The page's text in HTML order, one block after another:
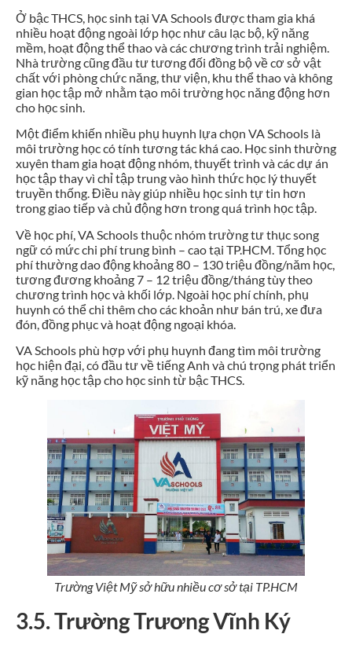
Ở bậc THCS, học sinh tại VA Schools được tham gia khá
nhiều hoạt động ngoài lớp học như câu lạc bộ, kỹ năng
mềm, hoạt động thể thao và các chương trình trải nghiệm.
Nhà trường cũng đầu tư tương đối đồng bộ về cơ sở vật
chất với phòng chức năng, thư viện, khu thể thao và không
gian học tập mở nhằm tạo môi trường học năng động hơn
cho học sinh.
Một điểm khiến nhiều phụ huynh lựa chọn VA Schools là
môi trường học có tính tương tác khá cao. Học sinh thường
xuyên tham gia hoạt động nhóm, thuyết trình và các dự án
học tập thay vì chỉ tập trung vào hình thức học lý thuyết
truyền thống. Điều này giúp nhiều học sinh tự tin hơn
trong giao tiếp và chủ động hơn trong quá trình học tập.
Về học phí, VA Schools thuộc nhóm trường tư thục song
ngữ có mức chi phí trung bình – cao tại TP.HCM. Tổng học
phí thường dao động khoảng 80 – 130 triệu đồng/năm học,
tương đương khoảng 7 – 12 triệu đồng/tháng tùy theo
chương trình học và khối lớp. Ngoài học phí chính, phụ
huynh có thể chi thêm cho các khoản như bán trú, xe đưa
đón, đồng phục và hoạt động ngoại khóa.
VA Schools phù hợp với phụ huynh đang tìm môi trường
học hiện đại, có đầu tư về tiếng Anh và chú trọng phát triển
kỹ năng học tập cho học sinh từ bậc THCS.
Trường Việt Mỹ sở hữu nhiều cơ sở tại TP.HCM
3.5. Trường Trương Vĩnh Ký